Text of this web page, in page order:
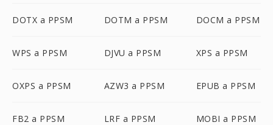
DOTX a PPSM DOTM a PPSM DOCM a PPSM
WPS a PPSM DJVU a PPSM XPS a PPSM
OXPS a PPSM AZW3 a PPSM EPUB a PPSM
FB2 a PPSM LRF a PPSM MOBI a PPSM